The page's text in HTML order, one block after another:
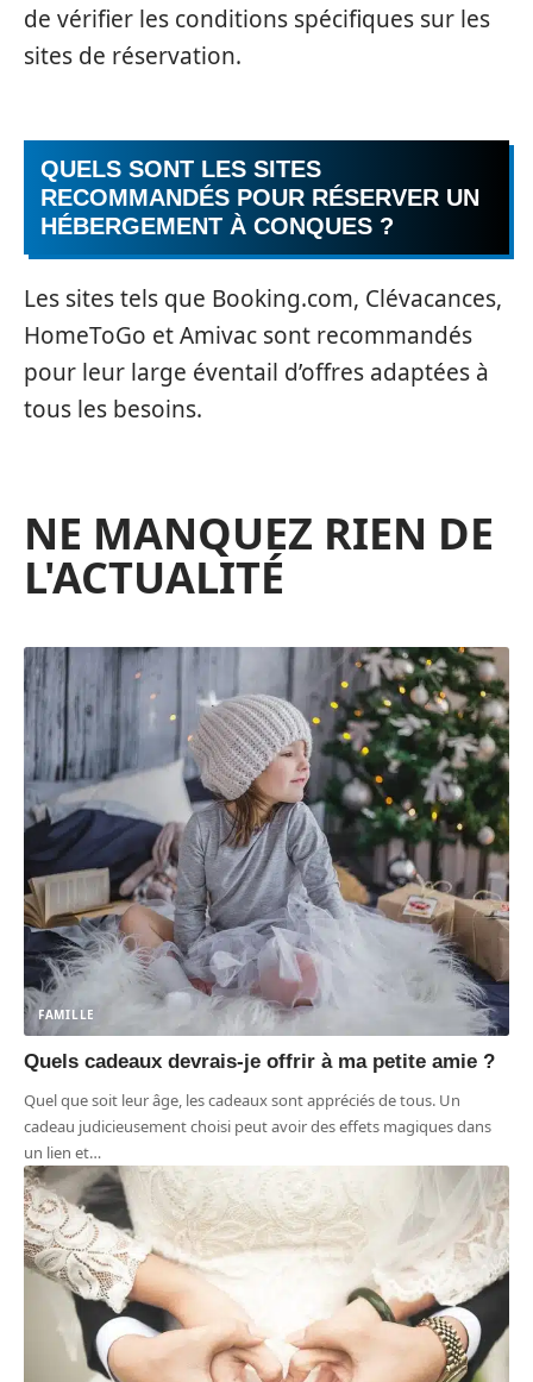
de vérifier les conditions spécifiques sur les
sites de réservation.
QUELS SONT LES SITES
RECOMMANDÉS POUR RÉSERVER UN
HÉBERGEMENT À CONQUES ?
Les sites tels que Booking.com, Clévacances,
HomeToGo et Amivac sont recommandés
pour leur large éventail d’offres adaptées à
tous les besoins.
NE MANQUEZ RIEN DE
L'ACTUALITÉ
FAMILLE
Quels cadeaux devrais-je offrir à ma petite amie ?
Quel que soit leur âge, les cadeaux sont appréciés de tous. Un
cadeau judicieusement choisi peut avoir des effets magiques dans
un lien et…